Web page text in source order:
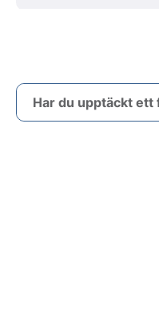
Har du upptäckt ett